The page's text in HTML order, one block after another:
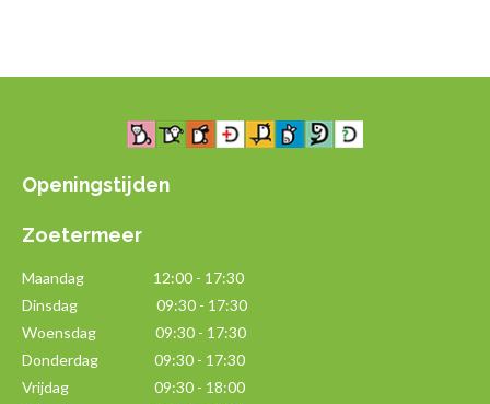
Openingstijden
Zoetermeer
Maandag 12:00 - 17:30
Dinsdag 09:30 - 17:30
Woensdag 09:30 - 17:30
Donderdag 09:30 - 17:30
Vrijdag 09:30 - 18:00